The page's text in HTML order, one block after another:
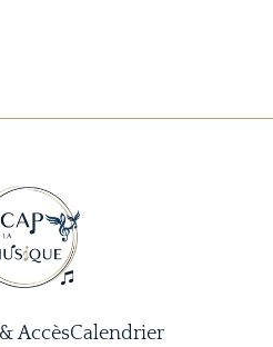
AccèsCalendrier